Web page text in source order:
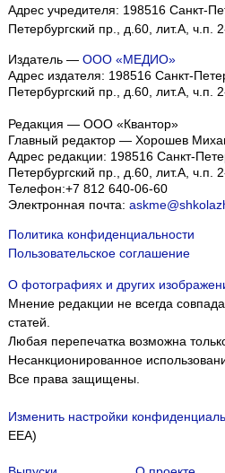
Адрес учредителя: 198516 Санкт-
Петербургский пр., д.60, лит.А, ч.п.
Издатель — ООО «МЕДИО»
Адрес издателя: 198516 Санкт-
Петербургский пр., д.60, лит.А, ч.п.
Редакция — ООО «Квантор»
Главный редактор — Хорошев
Адрес редакции: 198516 Санкт-
Петербургский пр., д.60, лит.А, ч.п.
Телефон:+7 812 640-06-60
Электронная почта:
Политика конфиденциальности
Пользовательское соглашение
О фотографиях и других
Мнение редакции не всегда
статей.
Любая перепечатка возможна
Несанкционированное
Все права защищены.
Изменить настройки
EEA)